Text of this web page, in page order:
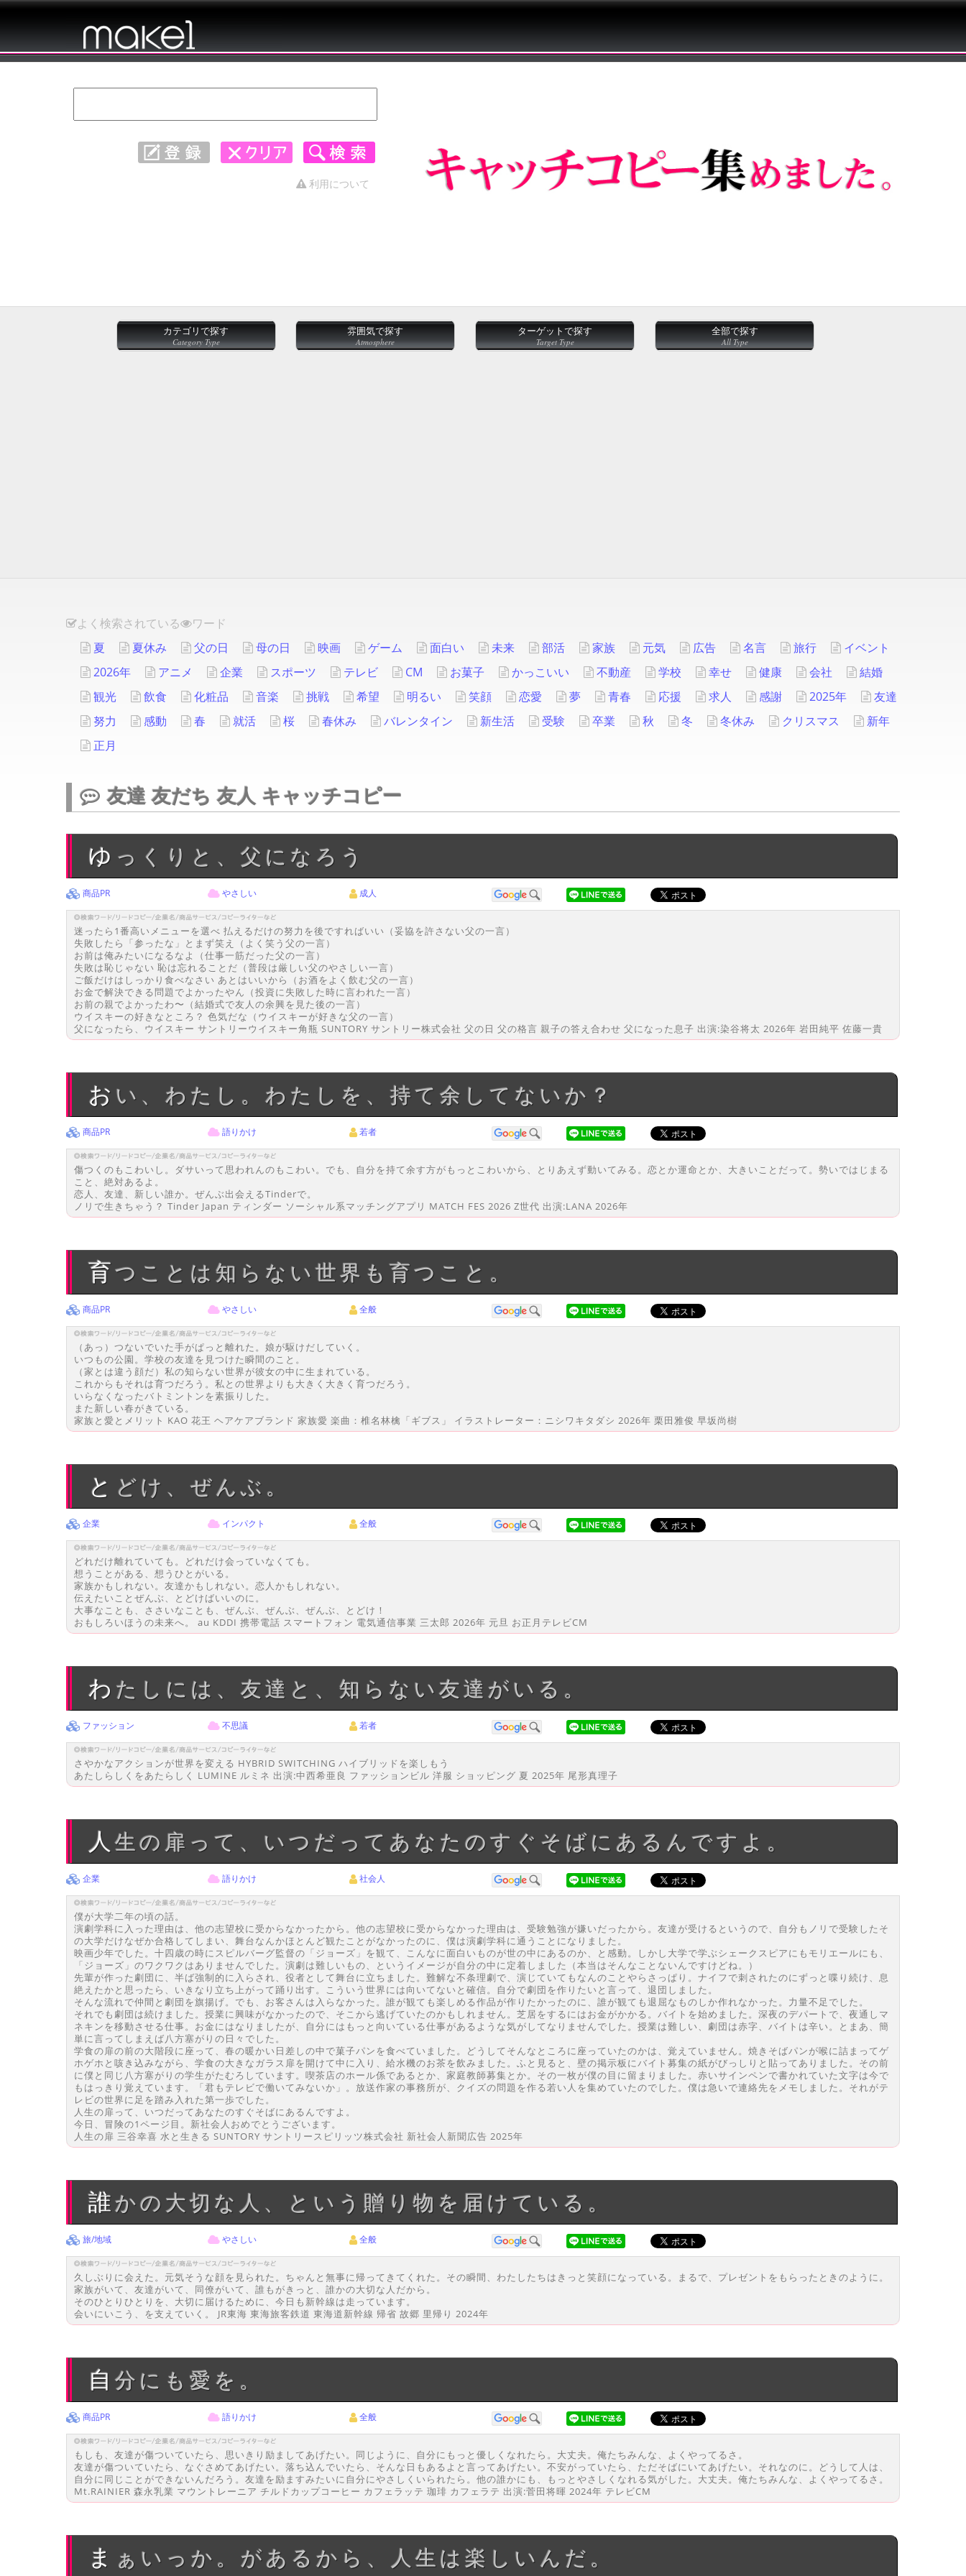
ち 友人 1〜30
利用について
カテゴリで探す
Category Type
雰囲気で探す
Atmosphere
ターゲットで探す
Target Type
全部で探す
All Type
よく検索されている
ワード
夏
夏休み 父の日 母の日 映画 ゲーム 面白い 未来 部活 家族 元気 広告 名言 旅行
イベント
2026年
アニメ 企業 スポーツ テレビ CM お菓子 かっこいい 不動産 学校 幸せ 健康 会社
結婚
観光
飲食 化粧品 音楽 挑戦 希望 明るい 笑顔 恋愛 夢 青春 応援 求人 感謝 2025年
友達
努力
感動 春 就活 桜 春休み バレンタイン 新生活 受験 卒業 秋 冬 冬休み クリスマス
新年
正月
友達 友だち 友人 キャッチコピー
ゆっくりと、父になろう
商品PR やさしい 成人
迷ったら1番高いメニューを選べ 払えるだけの努力を後ですればいい（妥協を許さない父の一言）
失敗したら「参ったな」とまず笑え（よく笑う父の一言）
お前は俺みたいになるなよ（仕事一筋だった父の一言）
失敗は恥じゃない 恥は忘れることだ（普段は厳しい父のやさしい一言）
ご飯だけはしっかり食べなさい あとはいいから（お酒をよく飲む父の一言）
お金で解決できる問題でよかったやん（投資に失敗した時に言われた一言）
お前の親でよかったわ〜（結婚式で友人の余興を見た後の一言）
ウイスキーの好きなところ？ 色気だな（ウイスキーが好きな父の一言）
父になったら、ウイスキー サントリーウイスキー角瓶 SUNTORY サントリー株式会社 父の日 父の格言 親子の答え合わせ 父になった息子 出演:染⾕将太 2026年 岩田純平 佐藤一貴
おい、わたし。わたしを、持て余してないか？
商品PR 語りかけ 若者
傷つくのもこわいし。ダサいって思われんのもこわい。でも、自分を持て余す方がもっとこわいから、とりあえず動いてみる。恋とか運命とか、大きいことだって。勢いではじまる
こと、絶対あるよ。
恋人、友達、新しい誰か。ぜんぶ出会えるTinderで。
ノリで生きちゃう？ Tinder Japan ティンダー ソーシャル系マッチングアプリ MATCH FES 2026 Z世代 出演:LANA 2026年
育つことは知らない世界も育つこと。
商品PR やさしい 全般
（あっ）つないでいた手がぱっと離れた。娘が駆けだしていく。
いつもの公園。学校の友達を見つけた瞬間のこと。
（家とは違う顔だ）私の知らない世界が彼女の中に生まれている。
これからもそれは育つだろう。私との世界よりも大きく大きく育つだろう。
いらなくなったバトミントンを素振りした。
また新しい春がきている。
家族と愛とメリット KAO 花王 ヘアケアブランド 家族愛 楽曲：椎名林檎「ギブス」 イラストレーター：ニシワキタダシ 2026年 栗田雅俊 早坂尚樹
とどけ、ぜんぶ。
企業 インパクト 全般
どれだけ離れていても。どれだけ会っていなくても。
想うことがある、想うひとがいる。
家族かもしれない。友達かもしれない。恋人かもしれない。
伝えたいことぜんぶ、とどけばいいのに。
大事なことも、ささいなことも、ぜんぶ、ぜんぶ、ぜんぶ、とどけ！
おもしろいほうの未来へ。 au KDDI 携帯電話 スマートフォン 電気通信事業 三太郎 2026年 元旦 お正月テレビCM
わたしには、友達と、知らない友達がいる。
ファッション 不思議 若者
さやかなアクションが世界を変える HYBRID SWITCHING ハイブリッドを楽しもう
あたしらしくをあたらしく LUMINE ルミネ 出演:中西希亜良 ファッションビル 洋服 ショッピング 夏 2025年 尾形真理子
人生の扉って、いつだってあなたのすぐそばにあるんですよ。
企業 語りかけ 社会人
僕が大学二年の頃の話。
演劇学科に入った理由は、他の志望校に受からなかったから。他の志望校に受からなかった理由は、受験勉強が嫌いだったから。友達が受けるというので、自分もノリで受験したそ
の大学だけなぜか合格してしまい、舞台なんかほとんど観たことがなかったのに、僕は演劇学科に通うことになりました。
映画少年でした。十四歳の時にスピルバーグ監督の「ジョーズ」を観て、こんなに面白いものが世の中にあるのか、と感動。しかし大学で学ぶシェークスピアにもモリエールにも、
「ジョーズ」のワクワクはありませんでした。演劇は難しいもの、というイメージが自分の中に定着しました（本当はそんなことないんですけどね。）
先輩が作った劇団に、半ば強制的に入らされ、役者として舞台に立ちました。難解な不条理劇で、演じていてもなんのことやらさっぱり。ナイフで刺されたのにずっと喋り続け、息
絶えたかと思ったら、いきなり立ち上がって踊り出す。こういう世界には向いてないと確信。自分で劇団を作りたいと言って、退団しました。
そんな流れで仲間と劇団を旗揚げ。でも、お客さんは入らなかった。誰が観ても楽しめる作品が作りたかったのに、誰が観ても退屈なものしか作れなかった。力量不足でした。
それでも劇団は続けました。授業に興味がなかったので、そこから逃げていたのかもしれません。芝居をするにはお金がかかる。バイトを始めました。深夜のデパートで、夜通しマ
ネキンを移動させる仕事。お金にはなりましたが、自分にはもっと向いている仕事があるような気がしてなりませんでした。授業は難しい、劇団は赤字、バイトは辛い。とまあ、簡
単に言ってしまえば八方塞がりの日々でした。
学食の扉の前の大階段に座って、春の暖かい日差しの中で菓子パンを食べていました。どうしてそんなところに座っていたのかは、覚えていません。焼きそばパンが喉に詰まってゲ
ホゲホと咳き込みながら、学食の大きなガラス扉を開けて中に入り、給水機のお茶を飲みました。ふと見ると、壁の掲示板にバイト募集の紙がびっしりと貼ってありました。その前
に僕と同じ八方塞がりの学生がたむろしています。喫茶店のホール係であるとか、家庭教師募集とか。その一枚が僕の目に留まりました。赤いサインペンで書かれていた文字は今で
もはっきり覚えています。「君もテレビで働いてみないか」。放送作家の事務所が、クイズの問題を作る若い人を集めていたのでした。僕は急いで連絡先をメモしました。それがテ
レビの世界に足を踏み入れた第一歩でした。
人生の扉って、いつだってあなたのすぐそばにあるんですよ。
今日、冒険の1ページ目。新社会人おめでとうございます。
人生の扉 三谷幸喜 水と生きる SUNTORY サントリースピリッツ株式会社 新社会人新聞広告 2025年
誰かの大切な人、という贈り物を届けている。
旅/地域 やさしい 全般
久しぶりに会えた。元気そうな顔を見られた。ちゃんと無事に帰ってきてくれた。その瞬間、わたしたちはきっと笑顔になっている。まるで、プレゼントをもらったときのように。
家族がいて、友達がいて、同僚がいて、誰もがきっと、誰かの大切な人だから。
そのひとりひとりを、大切に届けるために、今日も新幹線は走っています。
会いにいこう、を支えていく。 JR東海 東海旅客鉄道 東海道新幹線 帰省 故郷 里帰り 2024年
自分にも愛を。
商品PR 語りかけ 全般
もしも、友達が傷ついていたら、思いきり励ましてあげたい。同じように、自分にもっと優しくなれたら。大丈夫。俺たちみんな、よくやってるさ。
友達が傷ついていたら、なぐさめてあげたい。落ち込んでいたら、そんな日もあるよと言ってあげたい。不安がっていたら、ただそばにいてあげたい。それなのに。どうして人は、
自分に同じことができないんだろう。友達を励ますみたいに自分にやさしくいられたら。他の誰かにも、もっとやさしくなれる気がした。大丈夫。俺たちみんな、よくやってるさ。
Mt.RAINIER 森永乳業 マウントレーニア チルドカップコーヒー カフェラッテ 珈琲 カフェラテ 出演:菅田将暉 2024年 テレビCM
まぁいっか。があるから、人生は楽しいんだ。